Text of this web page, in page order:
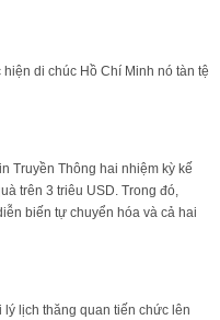
di chúc Hồ Chí Minh nó tàn tệ
Truyền Thông hai nhiệm kỳ kế
trên 3 triêu USD. Trong đó,
biến tự chuyển hóa và cả hai
lịch thăng quan tiến chức lên